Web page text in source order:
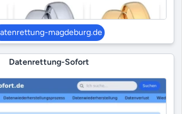
magdeburg.de
Datenrettung-Sofort